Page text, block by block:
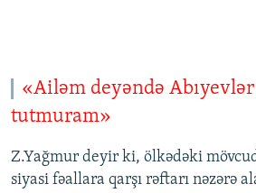
«Ailəm deyəndə
tutmuram»
Z.Yağmur deyir ki, ölkədəki
siyasi fəallara qarşı rəftarı nəzərə